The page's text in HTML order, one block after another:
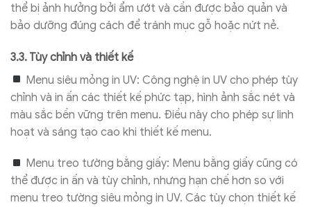
thể bị ảnh hưởng bởi ẩm ướt và cần được bảo quản và
bảo dưỡng đúng cách để tránh mục gỗ hoặc nứt nẻ.
3.3. Tùy chỉnh và thiết kế
Menu siêu mỏng in UV: Công nghệ in UV cho phép tùy
chỉnh và in ấn các thiết kế phức tạp, hình ảnh sắc nét và
màu sắc bền vững trên menu. Điều này cho phép sự linh
hoạt và sáng tạo cao khi thiết kế menu.
Menu treo tường bằng giấy: Menu bằng giấy cũng có
thể được in ấn và tùy chỉnh, nhưng hạn chế hơn so với
menu treo tường siêu mỏng in UV. Các tùy chọn thiết kế